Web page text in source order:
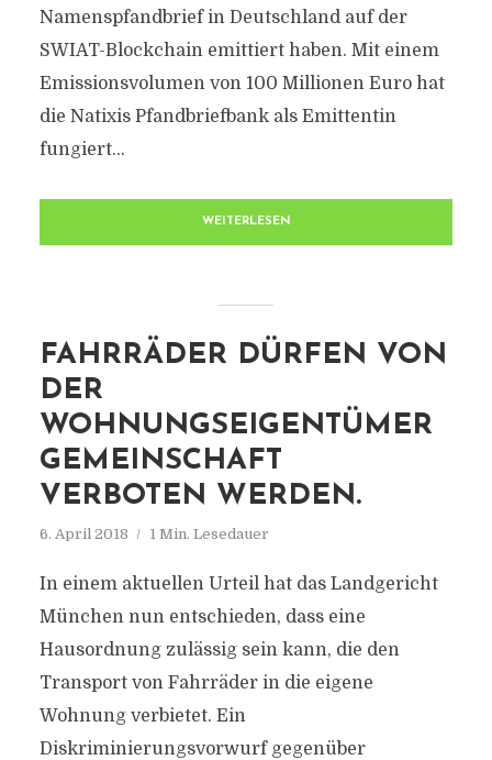
Namenspfandbrief in Deutschland auf der
SWIAT-Blockchain emittiert haben. Mit einem
Emissionsvolumen von 100 Millionen Euro hat
die Natixis Pfandbriefbank als Emittentin
fungiert...
WEITERLESEN
FAHRRÄDER DÜRFEN VON
DER
WOHNUNGSEIGENTÜMER
GEMEINSCHAFT
VERBOTEN WERDEN.
6. April 2018 1 Min. Lesedauer
In einem aktuellen Urteil hat das Landgericht
München nun entschieden, dass eine
Hausordnung zulässig sein kann, die den
Transport von Fahrräder in die eigene
Wohnung verbietet. Ein
Diskriminierungsvorwurf gegenüber